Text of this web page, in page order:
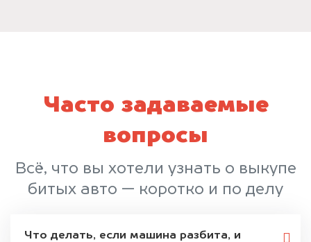
Часто задаваемые
вопросы
Всё, что вы хотели узнать о выкупе
битых авто — коротко и по делу
Что делать, если машина разбита, и